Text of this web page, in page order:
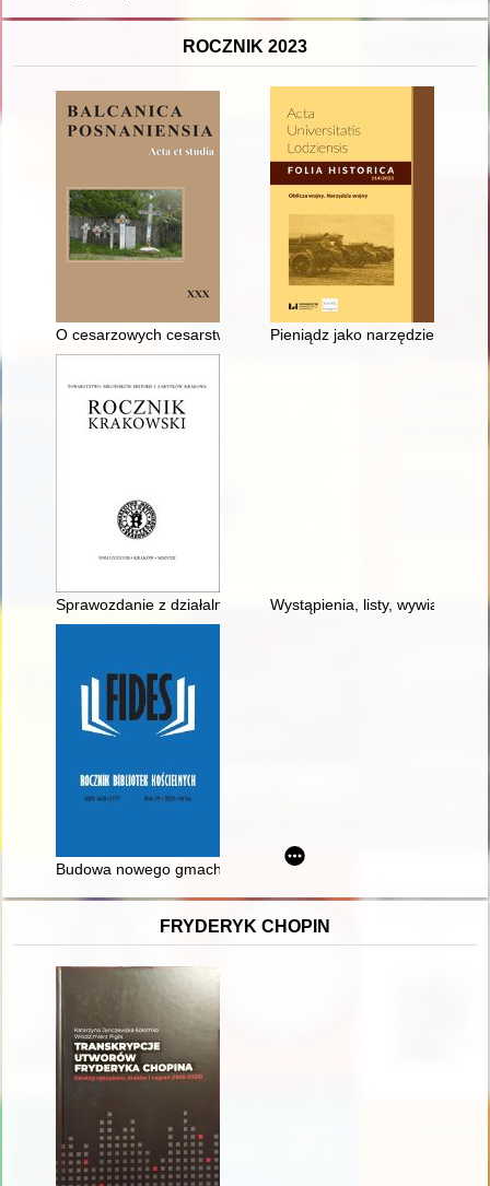
ROCZNIK 2023
O cesarzowych cesarstwa Łacińskiego (1204-1261). (4),
Pieniądz jako narzędzie wojny
Sprawozdanie z działalności Towarzystwa Miłośników
Wystąpienia, listy, wywiady
Budowa nowego gmachu biblioteki franciszkanów
FRYDERYK CHOPIN